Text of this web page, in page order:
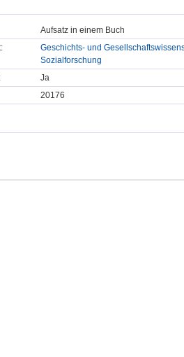
Aufsatz in einem Buch
Geschichts- und
Sozialforschung
Ja
20176